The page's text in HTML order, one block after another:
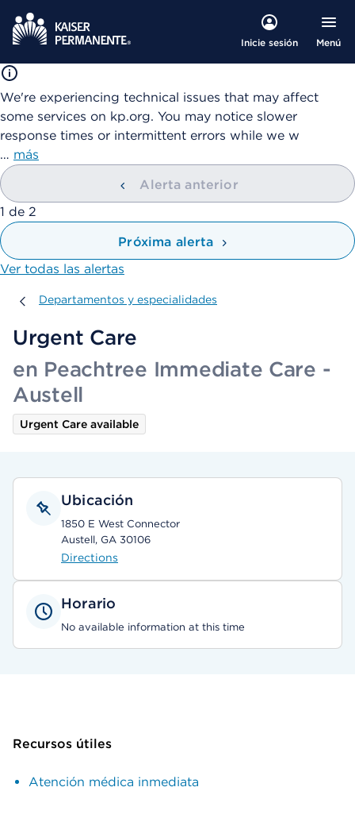
Inicie sesión Menú
We're experiencing technical issues that may affect
some services on kp.org. You may notice slower
response times or intermittent errors while we w
… más
Alerta anterior
mostrando
1 de 2
Próxima alerta
Ver todas las alertas
Departamentos y especialidades
Departamentos y especialidades
Urgent Care
en Peachtree Immediate Care -
Austell
Urgent Care available
Ubicación
1850 E West Connector
Austell, GA 30106
Directions
Horario
No available information at this time
Recursos útiles
Atención médica inmediata